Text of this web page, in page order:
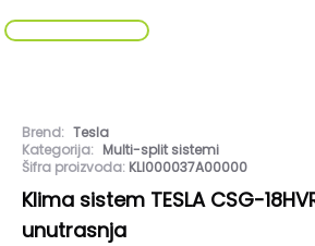
Brend: Tesla
Kategorija: Multi-split sistemi
Šifra proizvoda: KLI000037A00000
Klima sistem TESLA CSG-
unutrasnja